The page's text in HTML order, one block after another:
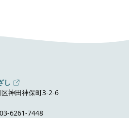
し
神田神保町3-2-6
6261-7448